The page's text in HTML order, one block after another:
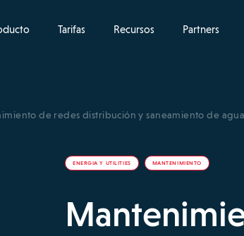
Tarifas Recursos Partners
de redes distribución y saneamiento de
ENERGIA Y UTILITIES MANTENIMIENTO